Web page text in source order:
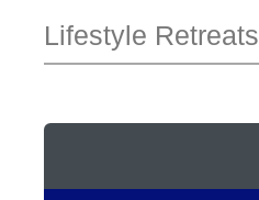
Lifestyle Retreats